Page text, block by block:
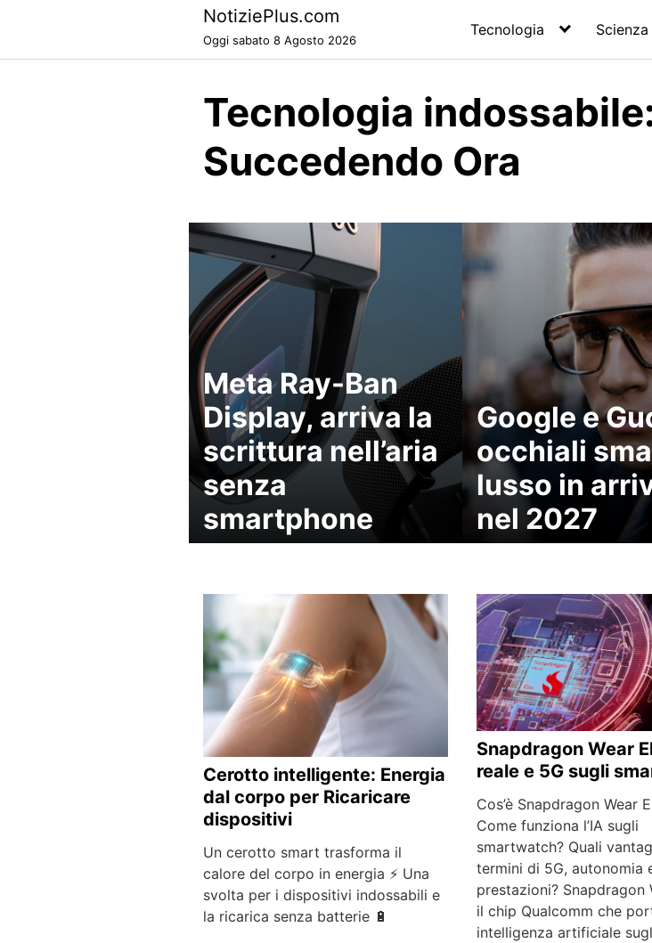
NotiziePlus.com
Oggi sabato 8 Agosto 2026
Tecnologia Scienza
Tecnologia
Succedendo Ora
Meta Ray-Ban
Display, arriva la
scrittura nell’aria
senza
smartphone
Google e
occhiali
lusso in
nel 2027
Cerotto intelligente: Energia
dal corpo per Ricaricare
dispositivi
Un cerotto smart trasforma il
calore del corpo in energia ⚡ Una
svolta per i dispositivi indossabili e
la ricarica senza batterie 🔋
Snapdragon Wear
reale e 5G sugli
Cos’è Snapdragon Wear
Come funziona l’IA sugli
smartwatch? Quali
termini di 5G, autonomia
prestazioni? Snapdragon
il chip Qualcomm che
intelligenza artificiale